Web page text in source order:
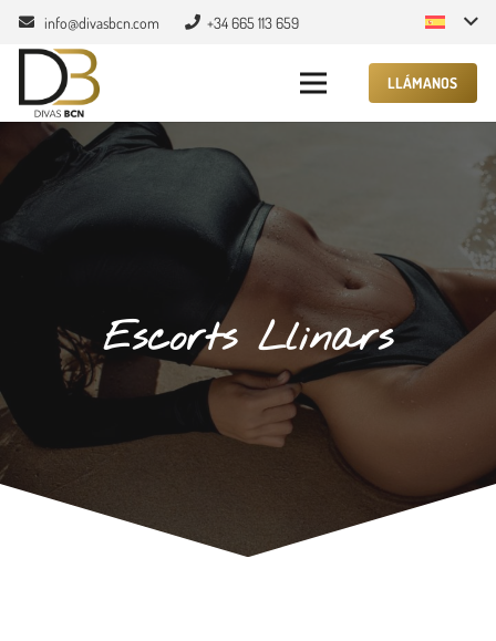
info@divasbcn.com +34 665 113 659
LLÁMANOS
Escorts Llinars